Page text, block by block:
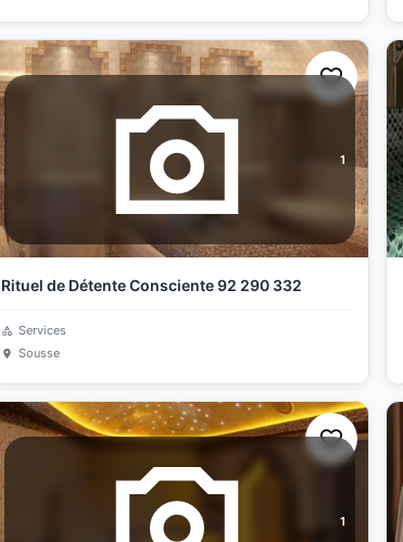
1
Rituel de Détente Consciente 92 290 332
Services
Sousse
1